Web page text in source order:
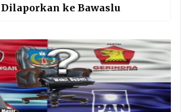
ke Bawaslu